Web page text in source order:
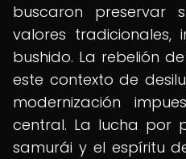
buscaron
valores tradicionales,
bushido. La rebelión
este contexto de
modernización
central. La lucha por
samurái y el espíritu